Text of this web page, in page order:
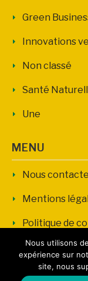
Green
Innovations
Non classé
Santé
Une
MENU
Nous
Mentions
Politique de
Nous utilisons
expérience sur
site, nous